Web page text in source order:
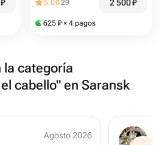
₽ 5.0029 2 500₽
625 ₽ × 4 pagos
la categoría
cabello" en Saransk
Agosto 2026